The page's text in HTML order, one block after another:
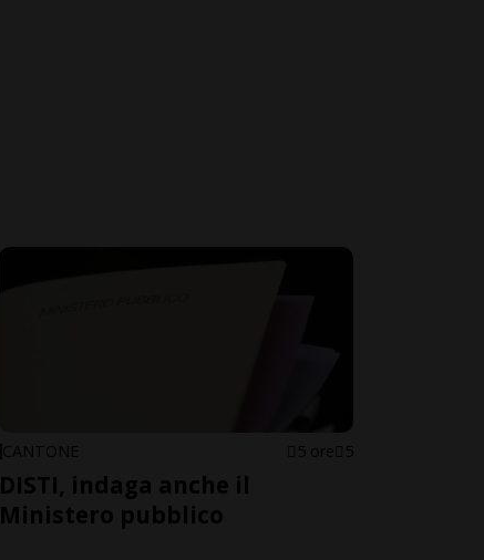
CANTONE 5 ore 5
DISTI, indaga anche il
Ministero pubblico